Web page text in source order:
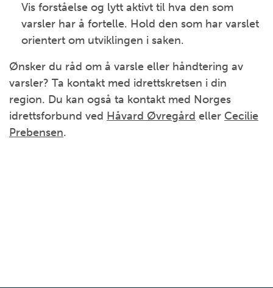
Vis forståelse og lytt aktivt til hva den som
varsler har å fortelle. Hold den som har varslet
orientert om utviklingen i saken.
Ønsker du råd om å varsle eller håndtering av
varsler? Ta kontakt med idrettskretsen i din
region. Du kan også ta kontakt med Norges
idrettsforbund ved Håvard Øvregård eller Cecilie
Prebensen.